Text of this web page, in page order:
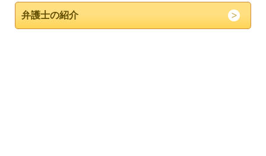
弁護士の紹介